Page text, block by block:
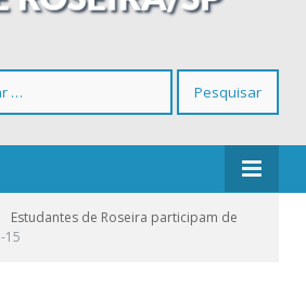
Estudantes de Roseira participam de
15